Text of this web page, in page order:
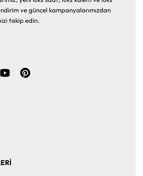
ve güncel kampanyalarımızdan
takip edin.